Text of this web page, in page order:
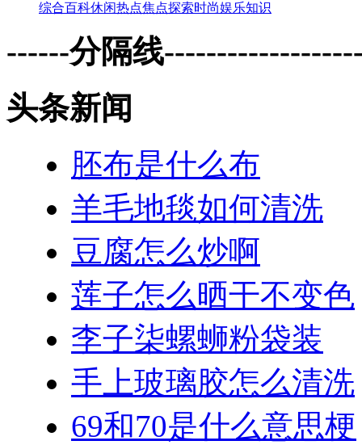
综合百科休闲热点焦点探索时尚娱乐知识
------分隔线
头条新闻
胚布是什么布
羊毛地毯如何清洗
豆腐怎么炒啊
莲子怎么晒干不变色
李子柒螺蛳粉袋装
手上玻璃胶怎么清洗
69和70是什么意思梗